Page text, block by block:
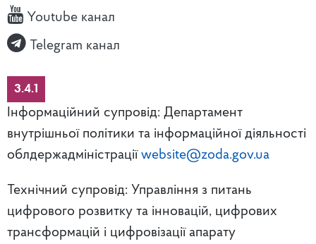
Youtube канал
Telegram канал
3.4.1
Інформаційний супровід: Департамент
внутрішньої політики та інформаційної діяльності
облдержадміністрації website@zoda.gov.ua
Технічний супровід: Управління з питань
цифрового розвитку та інновацій, цифрових
трансформацій і цифровізації апарату